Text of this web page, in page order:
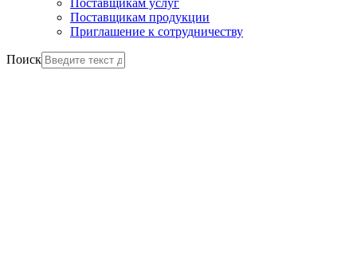
Поставщикам услуг
Поставщикам продукции
Приглашение к сотрудничеству
Поиск